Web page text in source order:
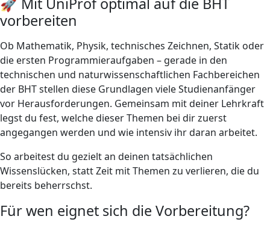
vorbereiten
Ob Mathematik, Physik, technisches Zeichnen, Statik oder
die ersten Programmieraufgaben – gerade in den
technischen und naturwissenschaftlichen Fachbereichen
der BHT stellen diese Grundlagen viele Studienanfänger
vor Herausforderungen. Gemeinsam mit deiner Lehrkraft
legst du fest, welche dieser Themen bei dir zuerst
angegangen werden und wie intensiv ihr daran arbeitet.
So arbeitest du gezielt an deinen tatsächlichen
Wissenslücken, statt Zeit mit Themen zu verlieren, die du
bereits beherrschst.
Für wen eignet sich die Vorbereitung?